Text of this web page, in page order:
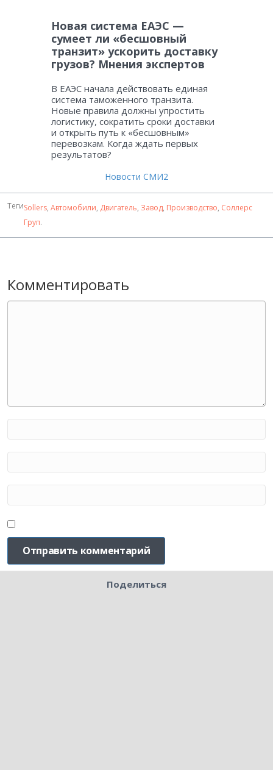
Новая система ЕАЭС —
сумеет ли «бесшовный
транзит» ускорить доставку
грузов? Мнения экспертов
В ЕАЭС начала действовать единая
система таможенного транзита.
Новые правила должны упростить
логистику, сократить сроки доставки
и открыть путь к «бесшовным»
перевозкам. Когда ждать первых
результатов?
Новости СМИ2
ТегиSollers, Автомобили, Двигатель, Завод, Производство, Соллерс
Груп.
Комментировать
Поделиться